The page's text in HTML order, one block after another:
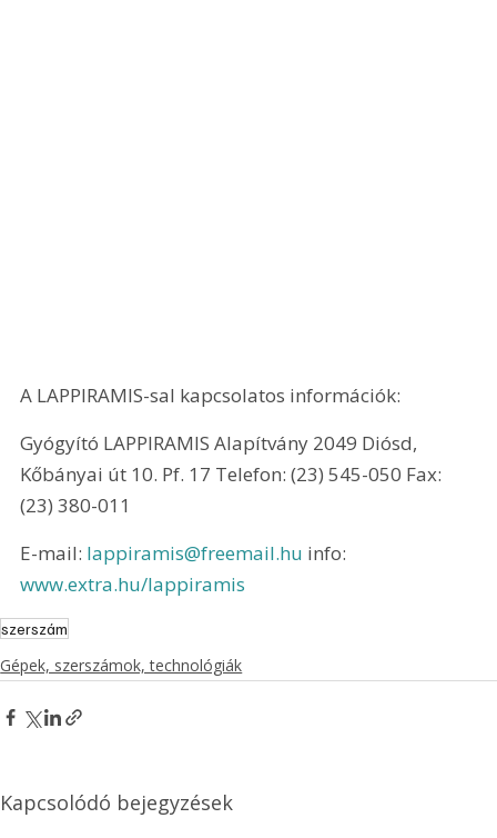
A LAPPIRAMIS-sal kapcsolatos információk:
Gyógyító LAPPIRAMIS Alapítvány 2049 Diósd,
Kőbányai út 10. Pf. 17 Telefon: (23) 545-050 Fax:
(23) 380-011
E-mail: lappiramis@freemail.hu info:
www.extra.hu/lappiramis
szerszám
Gépek, szerszámok, technológiák
Kapcsolódó bejegyzések